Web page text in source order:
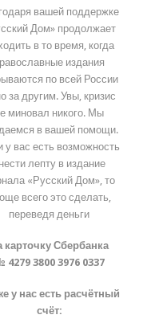
вашей поддержке
Дом» продолжает
в то время, когда
издания
по всей России
за другим. Увы, кризис
миновал никого. Мы
в вашей помощи.
у вас есть возможность
лепту в издание
«Русский Дом», то
всего это сделать,
переведя деньги
карточку Сбербанка
4279 3800 3976 0337
у нас есть расчётный
счёт: